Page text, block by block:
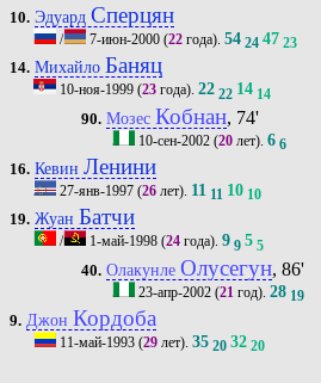
10. Эдуард Сперцян
/ 7-июн-2000(22года). 54 24 47 23
14. Михайло Баняц
10-ноя-1999(23года). 22 22 14 14
90. Мозес Кобнан, 74'
10-сен-2002 (20 лет).6 6
16. Кевин Ленини
27-янв-1997(26лет). 11 11 10 10
19. Жуан Батчи
/ 1-май-1998(24года). 9 9 5 5
40. Олакунле Олусегун, 86'
23-апр-2002 (21 год).28 19
9. Джон Кордоба
11-май-1993(29лет). 35 20 32 20